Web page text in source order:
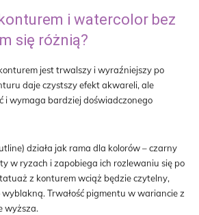
i watercolor bez
się różnią?
jest trwalszy i wyraźniejszy po
daje czystszy efekt akwareli, ale
i wymaga bardziej doświadczonego
działa jak rama dla kolorów – czarny
w ryzach i zapobiega ich rozlewaniu się po
z konturem wciąż będzie czytelny,
Trwałość pigmentu w wariancie z
wyższa.